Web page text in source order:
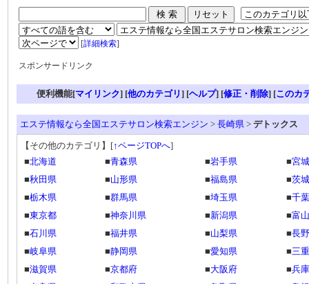
[詳細検索]
スポンサードリンク
便利機能[マイリンク] [他のカテゴリ] [ヘルプ] [修正・削除] [このカ
エステ情報なら全国エステサロン検索エンジン > 長崎県 > デトックス
【その他のカテゴリ】 [↑ページTOPへ]
■北海道 ■青森県 ■岩手県 ■宮
■秋田県 ■山形県 ■福島県 ■茨
■栃木県 ■群馬県 ■埼玉県 ■千
■東京都 ■神奈川県 ■新潟県 ■富
■石川県 ■福井県 ■山梨県 ■長
■岐阜県 ■静岡県 ■愛知県 ■三
■滋賀県 ■京都府 ■大阪府 ■兵